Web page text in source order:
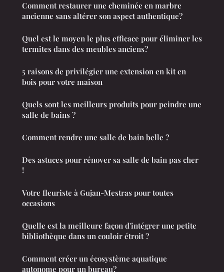
Comment restaurer une cheminée en marbre
ancienne sans altérer son aspect authentique?
Quel est le moyen le plus efficace pour éliminer les
termites dans des meubles anciens?
5 raisons de privilégier une extension en kit en
bois pour votre maison
Quels sont les meilleurs produits pour peindre une
salle de bains ?
Comment rendre une salle de bain belle ?
Des astuces pour rénover sa salle de bain pas cher
!
Votre fleuriste à Gujan-Mestras pour toutes
occasions
Quelle est la meilleure façon d'intégrer une petite
bibliothèque dans un couloir étroit ?
Comment créer un écosystème aquatique
autonome pour un bureau?